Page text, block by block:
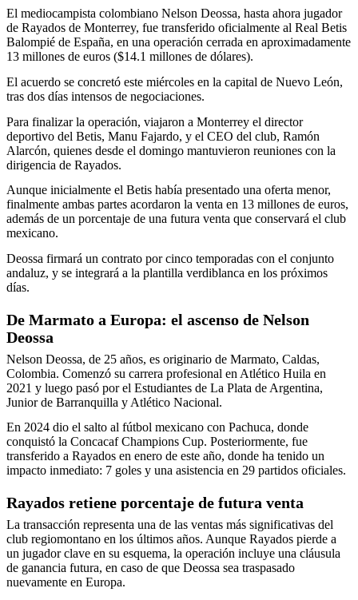
El mediocampista colombiano Nelson Deossa, hasta ahora jugador
de Rayados de Monterrey, fue transferido oficialmente al Real Betis
Balompié de España, en una operación cerrada en aproximadamente
13 millones de euros ($14.1 millones de dólares).
El acuerdo se concretó este miércoles en la capital de Nuevo León,
tras dos días intensos de negociaciones.
Para finalizar la operación, viajaron a Monterrey el director
deportivo del Betis, Manu Fajardo, y el CEO del club, Ramón
Alarcón, quienes desde el domingo mantuvieron reuniones con la
dirigencia de Rayados.
Aunque inicialmente el Betis había presentado una oferta menor,
finalmente ambas partes acordaron la venta en 13 millones de euros,
además de un porcentaje de una futura venta que conservará el club
mexicano.
Deossa firmará un contrato por cinco temporadas con el conjunto
andaluz, y se integrará a la plantilla verdiblanca en los próximos
días.
De Marmato a Europa: el ascenso de Nelson
Deossa
Nelson Deossa, de 25 años, es originario de Marmato, Caldas,
Colombia. Comenzó su carrera profesional en Atlético Huila en
2021 y luego pasó por el Estudiantes de La Plata de Argentina,
Junior de Barranquilla y Atlético Nacional.
En 2024 dio el salto al fútbol mexicano con Pachuca, donde
conquistó la Concacaf Champions Cup. Posteriormente, fue
transferido a Rayados en enero de este año, donde ha tenido un
impacto inmediato: 7 goles y una asistencia en 29 partidos oficiales.
Rayados retiene porcentaje de futura venta
La transacción representa una de las ventas más significativas del
club regiomontano en los últimos años. Aunque Rayados pierde a
un jugador clave en su esquema, la operación incluye una cláusula
de ganancia futura, en caso de que Deossa sea traspasado
nuevamente en Europa.